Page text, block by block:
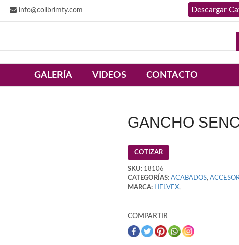
info@colibrimty.com
GALERÍA VIDEOS CONTACTO
GANCHO
COTIZAR
SKU:18106
CATEGORÍAS: ACABADOS,
MARCA: HELVEX,
COMPARTIR